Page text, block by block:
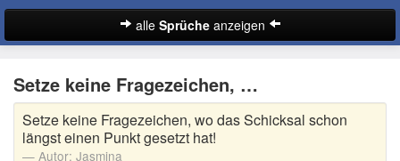
alle Sprücheanzeigen
Abschiedssprüche
Anmachsprüche
Setze keine Fragezeichen, …
Setze keine Fragezeichen, wo das Schicksal schon
längst einen Punkt gesetzt hat!
Autor: Jasmina